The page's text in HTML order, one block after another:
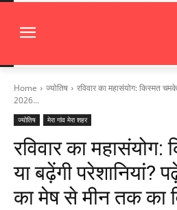
Home ज्योतिष
रविवार का महासंयोग: किस्मत
2026...
ज्योतिष मेरा गांव मेरा शहर
रविवार का
या बढ़ेंगी परेशानियां?
का मेष से मीन तक का